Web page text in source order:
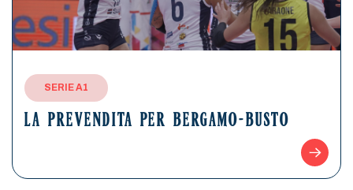
SERIE A1
LA PREVENDITA PER BERGAMO-BUSTO